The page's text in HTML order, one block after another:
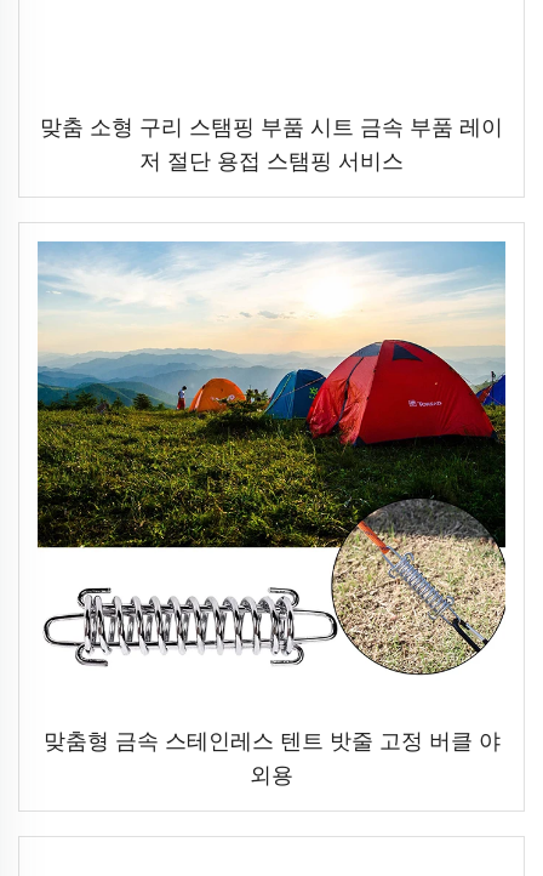
맞춤 소형 구리 스탬핑 부품 시트 금속 부품 레이
저 절단 용접 스탬핑 서비스
맞춤형 금속 스테인레스 텐트 밧줄 고정 버클 야
외용